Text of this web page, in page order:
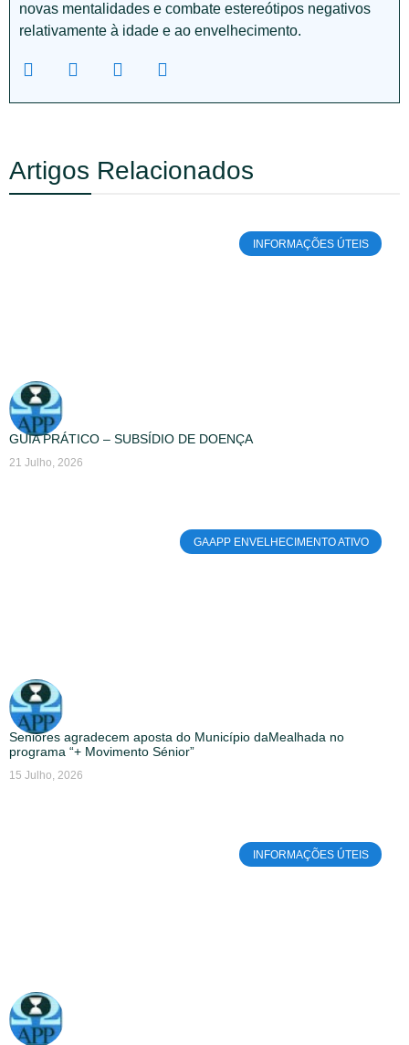
novas mentalidades e combate estereótipos negativos
relativamente à idade e ao envelhecimento.
Artigos Relacionados
INFORMAÇÕES ÚTEIS
GUIA PRÁTICO – SUBSÍDIO DE DOENÇA
21 Julho, 2026
GAAPP ENVELHECIMENTO ATIVO
Seniores agradecem aposta do Município daMealhada no
programa “+ Movimento Sénior”
15 Julho, 2026
INFORMAÇÕES ÚTEIS